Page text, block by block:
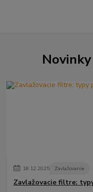
18.12.2025 Zavlažovanie
Zavlažovacie filtre: